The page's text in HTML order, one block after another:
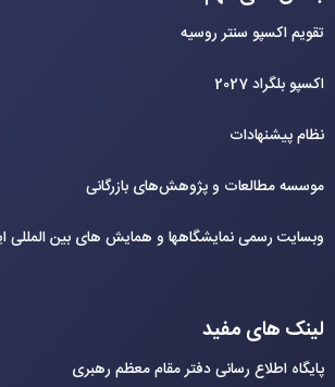
تقویم اکسپو سنتر روسیه
اکسپو بلگراد 2027
نظام پیشنهادات
موسسه مطالعات و پژوهش‌های بازرگانی
وبسایت رسمی نمایشگاهها و همایش های بین‌ المللی
لینک های مفید
پایگاه اطلاع رسانی دفتر مقام معظم رهبری